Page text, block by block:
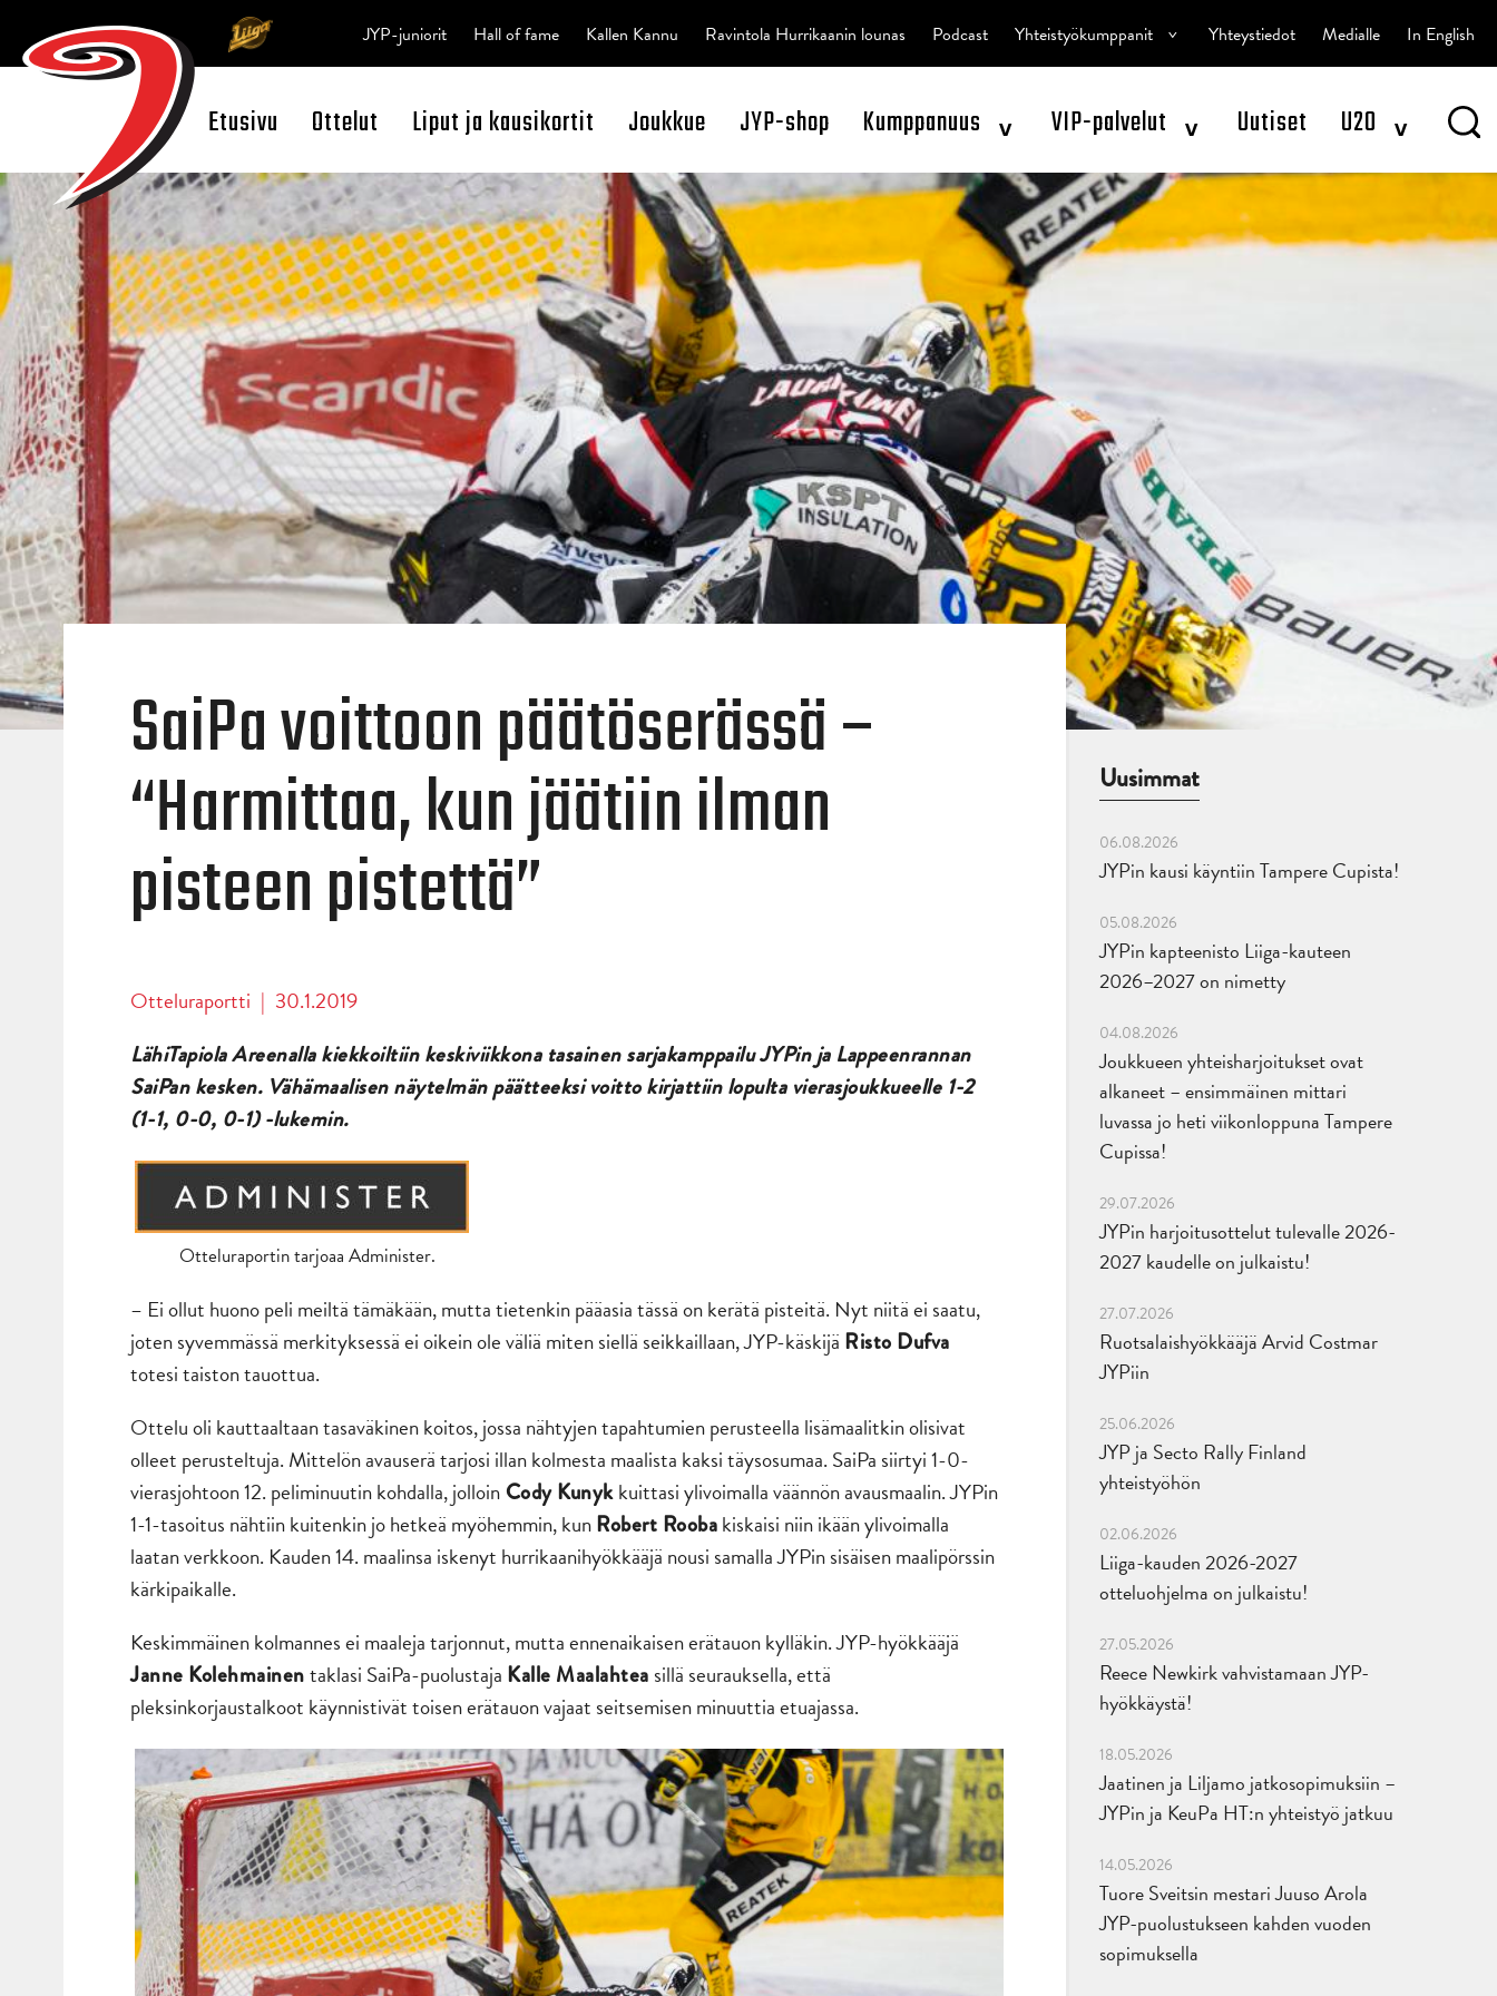
Open Search
Etusivu Ottelut Liput ja kausikortit Joukkue JYP-shop Kumppanuus ^ VIP-palvelut ^ Uutiset U20 ^
JYP-juniorit Hall of fame Kallen Kannu Ravintola Hurrikaanin lounas Podcast Yhteistyökumppanit ^ Yhteystiedot Medialle In English
SaiPa voittoon päätöserässä –
“Harmittaa, kun jäätiin ilman
pisteen pistettä”
Otteluraportti | 30.1.2019
LähiTapiola Areenalla kiekkoiltiin keskiviikkona tasainen sarjakamppailu JYPin ja Lappeenrannan
SaiPan kesken. Vähämaalisen näytelmän päätteeksi voitto kirjattiin lopulta vierasjoukkueelle 1-2
(1-1, 0-0, 0-1) -lukemin.
Otteluraportin tarjoaa Administer.
– Ei ollut huono peli meiltä tämäkään, mutta tietenkin pääasia tässä on kerätä pisteitä. Nyt niitä ei saatu,
joten syvemmässä merkityksessä ei oikein ole väliä miten siellä seikkaillaan, JYP-käskijä Risto Dufva
totesi taiston tauottua.
Ottelu oli kauttaaltaan tasaväkinen koitos, jossa nähtyjen tapahtumien perusteella lisämaalitkin olisivat
olleet perusteltuja. Mittelön avauserä tarjosi illan kolmesta maalista kaksi täysosumaa. SaiPa siirtyi 1-0-
vierasjohtoon12. peliminuutin kohdalla, jolloinCody Kunykkuittasi ylivoimalla väännön avausmaalin. JYPin
1-1-tasoitus nähtiin kuitenkin jo hetkeä myöhemmin, kunRobert Roobakiskaisi niin ikään ylivoimalla
laatan verkkoon. Kauden 14. maalinsa iskenyt hurrikaanihyökkääjä nousi samalla JYPin sisäisen maalipörssin
kärkipaikalle.
Keskimmäinen kolmannes ei maaleja tarjonnut, mutta ennenaikaisen erätauon kylläkin.JYP-hyökkääjä
Janne Kolehmainentaklasi SaiPa-puolustaja Kalle Maalahtea sillä seurauksella, että
pleksinkorjaustalkoot käynnistivät toisen erätauon vajaat seitsemisen minuuttia etuajassa.
Uusimmat
06.08.2026
JYPin kausi käyntiin Tampere Cupista!
05.08.2026
JYPin kapteenisto Liiga-kauteen
2026–2027 on nimetty
04.08.2026
Joukkueen yhteisharjoitukset ovat
alkaneet – ensimmäinen mittari
luvassa jo heti viikonloppuna Tampere
Cupissa!
29.07.2026
JYPin harjoitusottelut tulevalle 2026-
2027 kaudelle on julkaistu!
27.07.2026
Ruotsalaishyökkääjä Arvid Costmar
JYPiin
25.06.2026
JYP ja Secto Rally Finland
yhteistyöhön
02.06.2026
Liiga-kauden 2026-2027
otteluohjelma on julkaistu!
27.05.2026
Reece Newkirk vahvistamaan JYP-
hyökkäystä!
18.05.2026
Jaatinen ja Liljamo jatkosopimuksiin –
JYPin ja KeuPa HT:n yhteistyö jatkuu
14.05.2026
Tuore Sveitsin mestari Juuso Arola
JYP-puolustukseen kahden vuoden
sopimuksella